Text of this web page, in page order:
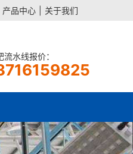
产品中心 关于我们
流水线报价：